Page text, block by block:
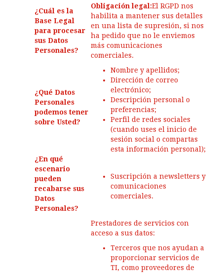
¿Cuál es la
Base Legal
para procesar
sus Datos
Personales?
Obligación legal:El RGPD nos
habilita a mantener sus detalles
en una lista de supresión, si nos
ha pedido que no le enviemos
más comunicaciones
comerciales.
¿Qué Datos
Personales
podemos tener
sobre Usted?
Nombre y apellidos;
Dirección de correo
electrónico;
Descripción personal o
preferencias;
Perfil de redes sociales
(cuando uses el inicio de
sesión social o compartas
esta información personal);
¿En qué
escenario
pueden
recabarse sus
Datos
Personales?
Suscripción a newsletters y
comunicaciones
comerciales.
Prestadores de servicios con
acceso a sus datos:
Terceros que nos ayudan a
proporcionar servicios de
TI, como proveedores de